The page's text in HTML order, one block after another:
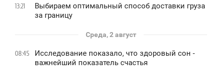
13:21
Выбираем оптимальный способ доставки груза
за границу
Среда, 2 август
08:45
Исследование показало, что здоровый сон -
важнейший показатель счастья